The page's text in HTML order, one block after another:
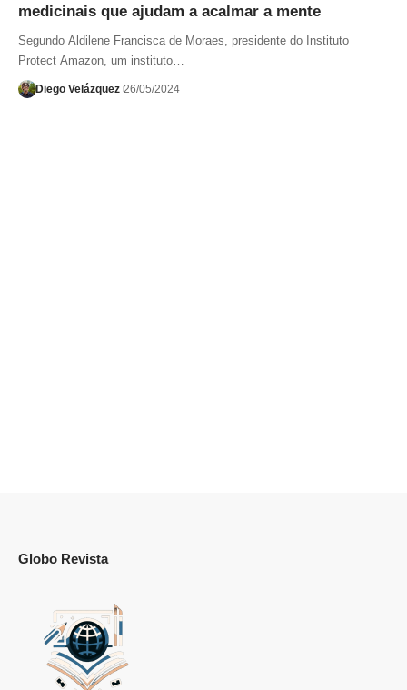
medicinais que ajudam a acalmar a mente
Segundo Aldilene Francisca de Moraes, presidente do Instituto
Protect Amazon, um instituto…
Diego Velázquez 26/05/2024
Globo Revista